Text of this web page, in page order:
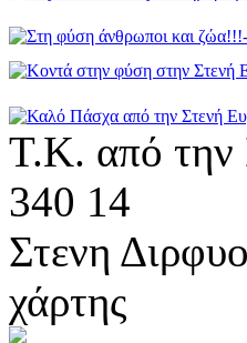
Τ.Κ. από την
340 14
Στενη
χάρτης